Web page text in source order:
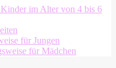
im Alter von 4 bis 6
für Jungen
für Mädchen